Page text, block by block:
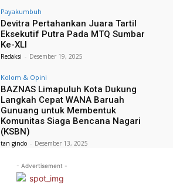
Payakumbuh
Devitra Pertahankan Juara Tartil
Eksekutif Putra Pada MTQ Sumbar
Ke-XLI
Redaksi - Desember 19, 2025
Kolom & Opini
BAZNAS Limapuluh Kota Dukung
Langkah Cepat WANA Baruah
Gunuang untuk Membentuk
Komunitas Siaga Bencana Nagari
(KSBN)
tan gindo - Desember 13, 2025
- Advertisement -